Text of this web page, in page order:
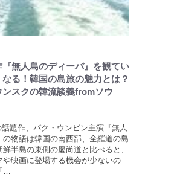
無人島のディーバ』を観てい
る！韓国の島旅の魅力とは？
ンスクの韓流談義fromソウ
題作、パク・ウンビン主演『無人
の物語は韓国の南西部、全羅道の島
半島の東側の慶尚道と比べると、
や映画に登場する機会が少ないの
…